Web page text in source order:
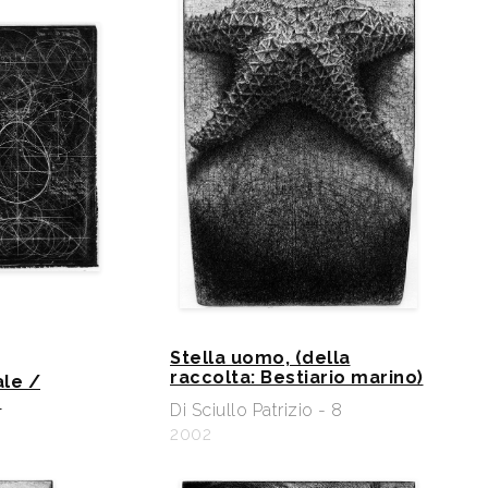
/
Stella uomo, (della
raccolta: Bestiario marino)
Di Sciullo Patrizio - 8
2002